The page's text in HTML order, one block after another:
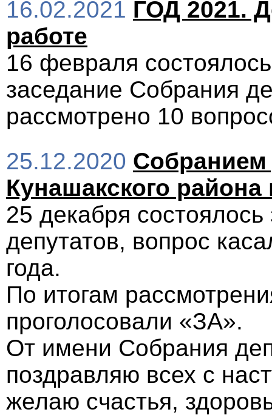
16.02.2021 ГОД 2021.
работе
16 февраля
заседание Собрания
рассмотрено 10
25.12.2020 Собранием
Кунашакского района
25 декабря
депутатов, вопрос
года.
По итогам
проголосовали «ЗА».
От имени Собрания
поздравляю всех с
желаю счастья,